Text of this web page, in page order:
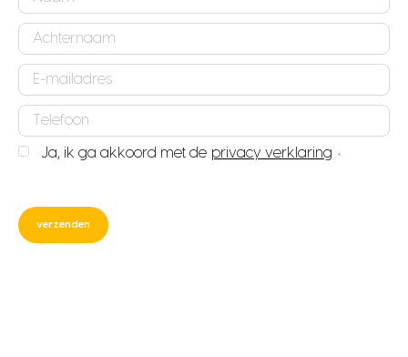
*
Achternaam
*
mailadres
Telefoonnummer
*
PrivacyJa, ik ga akkoord met de privacy verklaring *